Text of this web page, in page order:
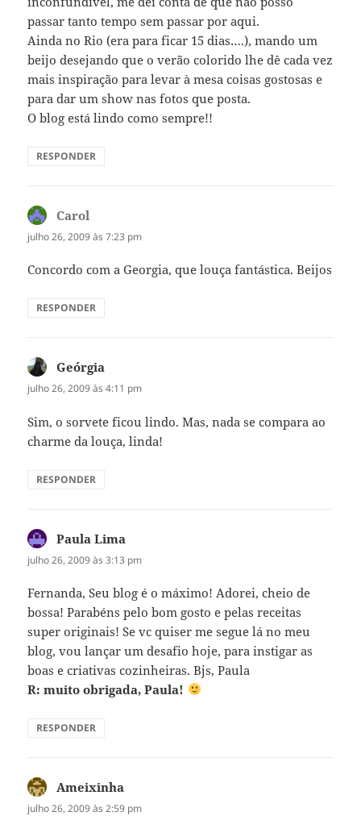
passar tanto tempo sem passar por aqui.
Ainda no Rio (era para ficar 15 dias….), mando um
beijo desejando que o verão colorido lhe dê cada vez
mais inspiração para levar à mesa coisas gostosas e
para dar um show nas fotos que posta.
O blog está lindo como sempre!!
RESPONDER
Carol
julho 26, 2009 às 7:23 pm
Concordo com a Georgia, que louça fantástica. Beijos
RESPONDER
Geórgia
julho 26, 2009 às 4:11 pm
Sim, o sorvete ficou lindo. Mas, nada se compara ao
charme da louça, linda!
RESPONDER
Paula Lima
julho 26, 2009 às 3:13 pm
Fernanda, Seu blog é o máximo! Adorei, cheio de
bossa! Parabéns pelo bom gosto e pelas receitas
super originais! Se vc quiser me segue lá no meu
blog, vou lançar um desafio hoje, para instigar as
boas e criativas cozinheiras. Bjs, Paula
R: muito obrigada, Paula!
RESPONDER
Ameixinha
julho 26, 2009 às 2:59 pm